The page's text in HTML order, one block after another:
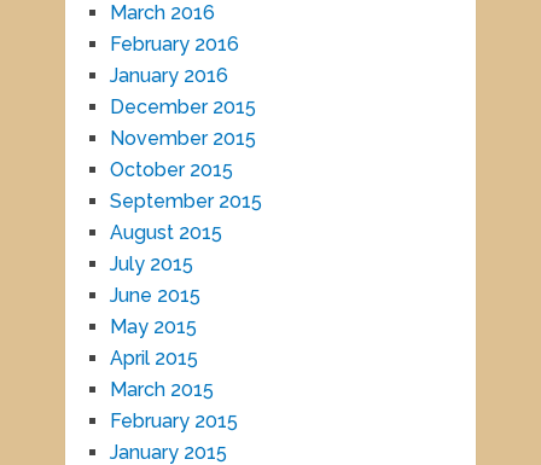
March 2016
February 2016
January 2016
December 2015
November 2015
October 2015
September 2015
August 2015
July 2015
June 2015
May 2015
April 2015
March 2015
February 2015
January 2015